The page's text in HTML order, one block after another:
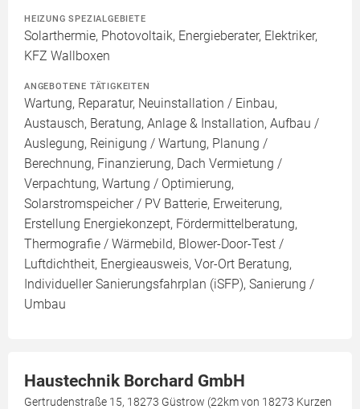
HEIZUNG SPEZIALGEBIETE
Solarthermie, Photovoltaik, Energieberater, Elektriker,
KFZ Wallboxen
ANGEBOTENE TÄTIGKEITEN
Wartung, Reparatur, Neuinstallation / Einbau,
Austausch, Beratung, Anlage & Installation, Aufbau /
Auslegung, Reinigung / Wartung, Planung /
Berechnung, Finanzierung, Dach Vermietung /
Verpachtung, Wartung / Optimierung,
Solarstromspeicher / PV Batterie, Erweiterung,
Erstellung Energiekonzept, Fördermittelberatung,
Thermografie / Wärmebild, Blower-Door-Test /
Luftdichtheit, Energieausweis, Vor-Ort Beratung,
Individueller Sanierungsfahrplan (iSFP), Sanierung /
Umbau
Haustechnik Borchard GmbH
Gertrudenstraße 15, 18273 Güstrow (22km von 18273 Kurzen